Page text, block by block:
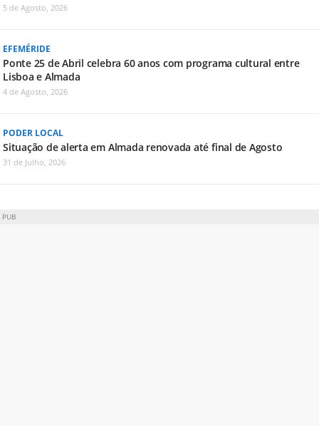
5 de Agosto, 2026
EFEMÉRIDE
Ponte 25 de Abril celebra 60 anos com programa cultural entre
Lisboa e Almada
4 de Agosto, 2026
PODER LOCAL
Situação de alerta em Almada renovada até final de Agosto
31 de Julho, 2026
PUB